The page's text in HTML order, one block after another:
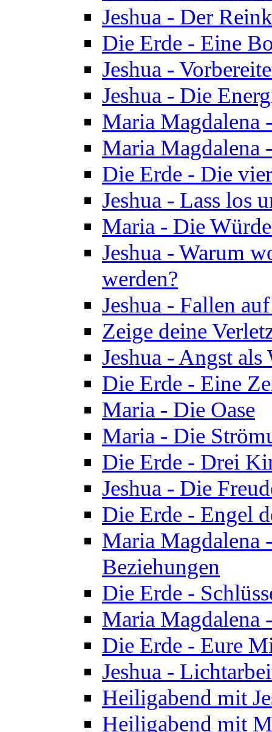
Jeshua - Der
Die Erde - Eine
Jeshua -
Jeshua - Die
Maria Magdalena
Maria Magdalena
Die Erde - Die
Jeshua - Lass los
Maria - Die
Jeshua - Warum
werden?
Jeshua - Fallen
Zeige deine
Jeshua - Angst als
Die Erde - Eine
Maria - Die Oase
Maria - Die
Die Erde - Drei
Jeshua - Die
Die Erde - Engel
Maria Magdalena
Beziehungen
Die Erde -
Maria Magdalena
Die Erde - Eure
Jeshua -
Heiligabend mit
Heiligabend mit